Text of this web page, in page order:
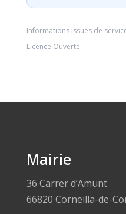
Informations issues de
Licence Ouverte.
Mairie
36 Carrer d’Amunt
66820 Corneilla-de-